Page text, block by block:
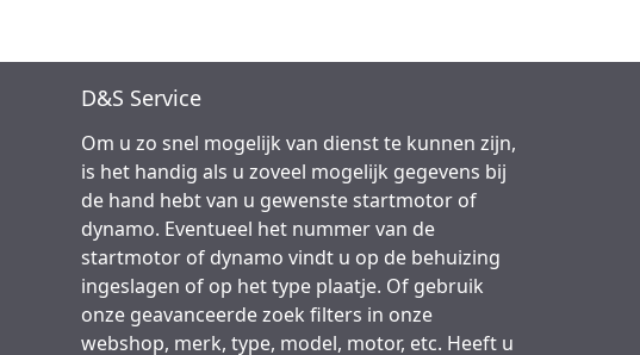
D&S Service
Om u zo snel mogelijk van dienst te kunnen zijn,
is het handig als u zoveel mogelijk gegevens bij
de hand hebt van u gewenste startmotor of
dynamo. Eventueel het nummer van de
startmotor of dynamo vindt u op de behuizing
ingeslagen of op het type plaatje. Of gebruik
onze geavanceerde zoek filters in onze
webshop, merk, type, model, motor, etc. Heeft u